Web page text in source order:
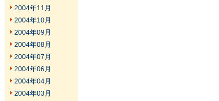
2004年11月
2004年10月
2004年09月
2004年08月
2004年07月
2004年06月
2004年04月
2004年03月